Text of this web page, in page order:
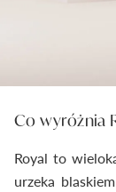
Co wyróżnia
Royal to
urzeka